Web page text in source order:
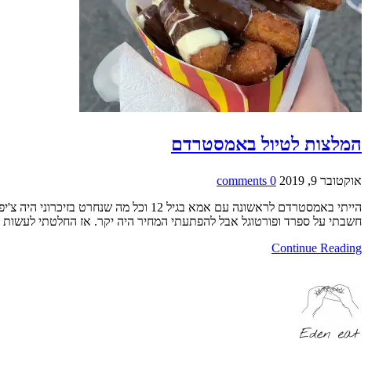
המלצות לטיול באמסטרדם
אוקטובר 9, 2019
0 comments
הייתי באמסטרדם לראשונה עם אמא
חשבתי על ספרד ופורטוגל אבל להפתעתי המחיר היה יקר. אז החלטתי
Continue Reading